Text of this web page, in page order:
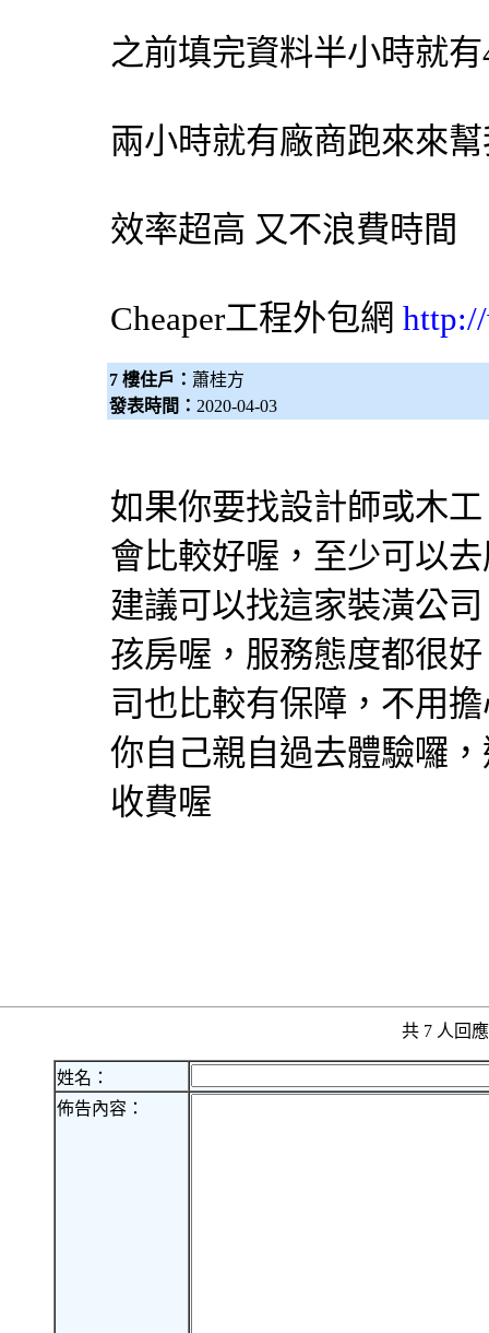
之前填完資料半小時就
兩小時就有廠商跑來來
效率超高 又不浪費時間
Cheaper工程外包網
7 樓住戶： 蕭桂方
發表時間： 2020-04-03
如果你要找設計師或木
會比較好喔，至少可以
建議可以找這家裝潢公
孩房喔，服務態度都很
司也比較有保障，不用
你自己親自過去體驗囉
收費喔
共 7 人回
姓名：
佈告內容：